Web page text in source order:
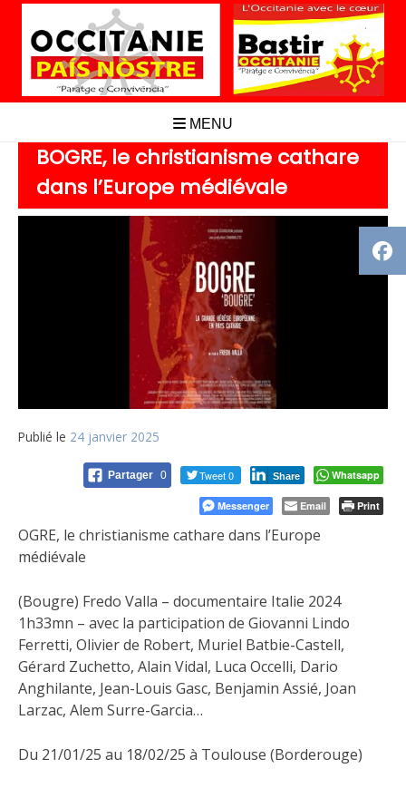
Aller
contenu
MENU
BOGRE, le christianisme cathare
dans l’Europe médiévale
Publié le 24 janvier 2025
Partager 0 Tweet 0 Share Whatsapp
Messenger Email Print
OGRE, le christianisme cathare dans l’Europe
médiévale
(Bougre) Fredo Valla – documentaire Italie 2024
1h33mn – avec la participation de Giovanni Lindo
Ferretti, Olivier de Robert, Muriel Batbie-Castell,
Gérard Zuchetto, Alain Vidal, Luca Occelli, Dario
Anghilante, Jean-Louis Gasc, Benjamin Assié, Joan
Larzac, Alem Surre-Garcia…
Du 21/01/25 au 18/02/25 à Toulouse (Borderouge)